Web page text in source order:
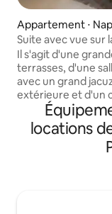
Appartement ⋅
Suite avec vue sur
terrasse
Il s'agit d'une
terrasses, d'une
avec un grand
extérieure et d'un
mon séjour en
anciennes
situation est
terrasse est
locations